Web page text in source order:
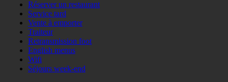
Réserver un restaurant
Service tard
Vente à emporter
Traiteur
Retransmission foot
English menus
Wifi
Séjours week-end